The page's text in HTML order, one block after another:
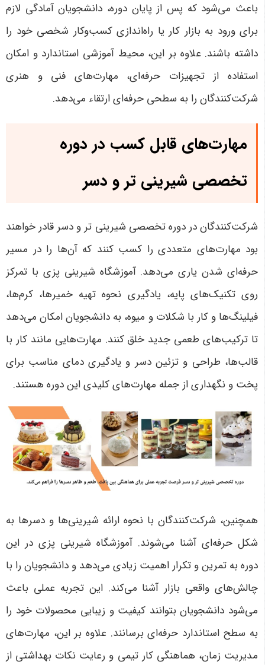
باعث می‌شود که پس از پایان دوره، دانشجویان آمادگی لازم
برای ورود به بازار کار یا راه‌اندازی کسب‌وکار شخصی خود را
داشته باشند. علاوه بر این، محیط آموزشی استاندارد و امکان
استفاده از تجهیزات حرفه‌ای، مهارت‌های فنی و هنری
شرکت‌کنندگان را به سطحی حرفه‌ای ارتقاء می‌دهد.
مهارت‌های قابل کسب در دوره
تخصصی شیرینی تر و دسر
شرکت‌کنندگان در دوره تخصصی شیرینی تر و دسر قادر خواهند
بود مهارت‌های متعددی را کسب کنند که آن‌ها را در مسیر
حرفه‌ای شدن یاری می‌دهد. آموزشگاه شیرینی پزی با تمرکز
روی تکنیک‌های پایه، یادگیری نحوه تهیه خمیرها، کرم‌ها،
فیلینگ‌ها و کار با شکلات و میوه، به دانشجویان امکان می‌دهد
تا ترکیب‌های طعمی جدید خلق کنند. مهارت‌هایی مانند کار با
قالب‌ها، طراحی و تزئین دسر و یادگیری دمای مناسب برای
پخت و نگهداری از جمله مهارت‌های کلیدی این دوره هستند.
همچنین، شرکت‌کنندگان با نحوه ارائه شیرینی‌ها و دسرها به
شکل حرفه‌ای آشنا می‌شوند. آموزشگاه شیرینی پزی در این
دوره به تمرین و تکرار اهمیت زیادی می‌دهد و دانشجویان را با
چالش‌های واقعی بازار آشنا می‌کند. این تجربه عملی باعث
می‌شود دانشجویان بتوانند کیفیت و زیبایی محصولات خود را
به سطح استاندارد حرفه‌ای برسانند. علاوه بر این، مهارت‌های
مدیریت زمان، هماهنگی کار تیمی و رعایت نکات بهداشتی از